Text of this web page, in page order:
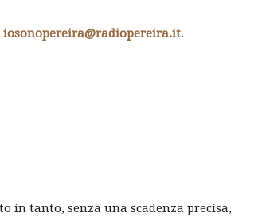
iosonopereira@radiopereira.it.
in tanto, senza una scadenza precisa,